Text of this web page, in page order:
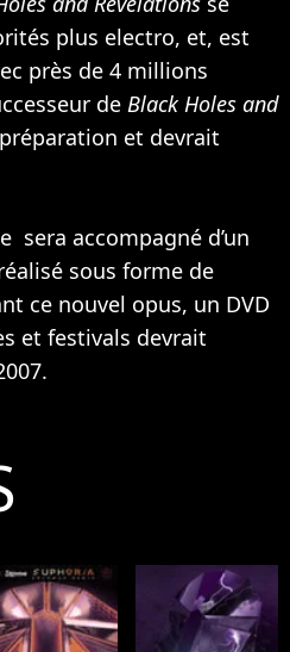
plus electro, et, est
près de 4 millions
de Black Holes and
et devrait
sera accompagné d’un
sous forme de
ce nouvel opus, un DVD
et festivals devrait